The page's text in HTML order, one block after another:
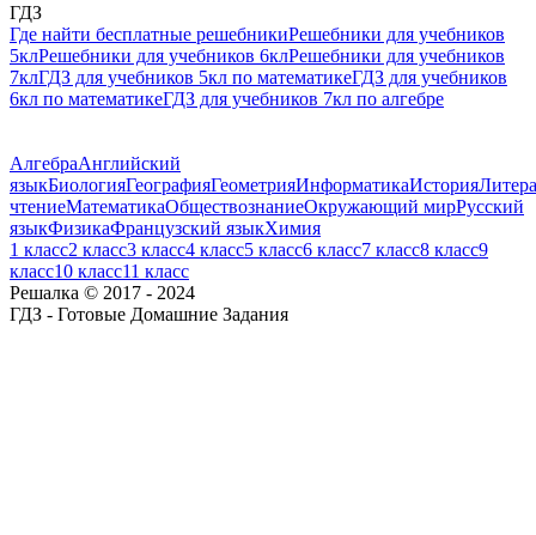
ГДЗ
Где найти бесплатные решебникиРешебники для учебников
5клРешебники для учебников 6клРешебники для учебников
7клГДЗ для учебников 5кл по математикеГДЗ для учебников
6кл по математикеГДЗ для учебников 7кл по алгебре
АлгебраАнглийский
языкБиологияГеографияГеометрияИнформатикаИстория
чтениеМатематикаОбществознаниеОкружающий мирРусский
языкФизикаФранцузский языкХимия
1 класс2 класс3 класс4 класс5 класс6 класс7 класс8 класс9
класс10 класс11 класс
Решалка © 2017 - 2024
ГДЗ - Готовые Домашние Задания